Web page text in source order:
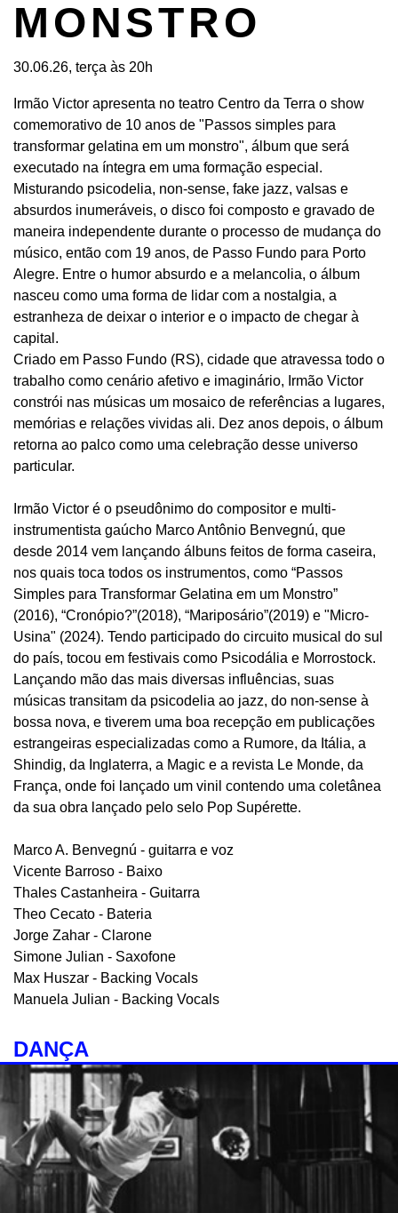
MONSTRO
30.06.26, terça às 20h
Irmão Victor apresenta no teatro Centro da Terra o show
comemorativo de 10 anos de "Passos simples para
transformar gelatina em um monstro", álbum que será
executado na íntegra em uma formação especial.
Misturando psicodelia, non-sense, fake jazz, valsas e
absurdos inumeráveis, o disco foi composto e gravado de
maneira independente durante o processo de mudança do
músico, então com 19 anos, de Passo Fundo para Porto
Alegre. Entre o humor absurdo e a melancolia, o álbum
nasceu como uma forma de lidar com a nostalgia, a
estranheza de deixar o interior e o impacto de chegar à
capital.
Criado em Passo Fundo (RS), cidade que atravessa todo o
trabalho como cenário afetivo e imaginário, Irmão Victor
constrói nas músicas um mosaico de referências a lugares,
memórias e relações vividas ali. Dez anos depois, o álbum
retorna ao palco como uma celebração desse universo
particular.
Irmão Victor é o pseudônimo do compositor e multi-
instrumentista gaúcho Marco Antônio Benvegnú, que
desde 2014 vem lançando álbuns feitos de forma caseira,
nos quais toca todos os instrumentos, como “Passos
Simples para Transformar Gelatina em um Monstro”
(2016), “Cronópio?”(2018), “Mariposário”(2019) e "Micro-
Usina" (2024). Tendo participado do circuito musical do sul
do país, tocou em festivais como Psicodália e Morrostock.
Lançando mão das mais diversas influências, suas
músicas transitam da psicodelia ao jazz, do non-sense à
bossa nova, e tiverem uma boa recepção em publicações
estrangeiras especializadas como a Rumore, da Itália, a
Shindig, da Inglaterra, a Magic e a revista Le Monde, da
França, onde foi lançado um vinil contendo uma coletânea
da sua obra lançado pelo selo Pop Supérette.
Marco A. Benvegnú - guitarra e voz
Vicente Barroso - Baixo
Thales Castanheira - Guitarra
Theo Cecato - Bateria
Jorge Zahar - Clarone
Simone Julian - Saxofone
Max Huszar - Backing Vocals
Manuela Julian - Backing Vocals
DANÇA